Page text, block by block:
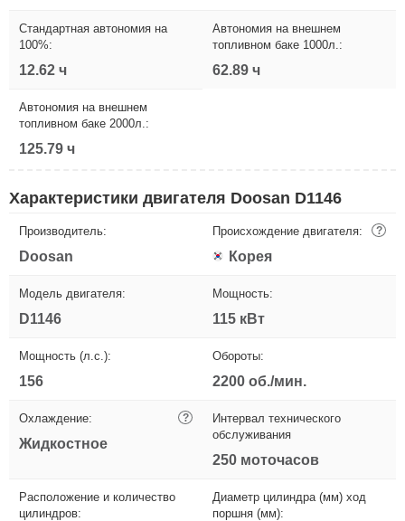
Стандартная автономия на
100%:
12.62 ч
Автономия на внешнем
топливном баке 1000л.:
62.89 ч
Автономия на внешнем
топливном баке 2000л.:
125.79 ч
Характеристики двигателя Doosan D1146
Производитель:
Doosan
Происхождение двигателя: ?
Корея
Модель двигателя:
D1146
Мощность:
115 кВт
Мощность (л.с.):
156
Обороты:
2200 об./мин.
Охлаждение: ?
Жидкостное
Интервал технического
обслуживания
250 моточасов
Расположение и количество
цилиндров:
Диаметр цилиндра (мм) ход
поршня (мм):